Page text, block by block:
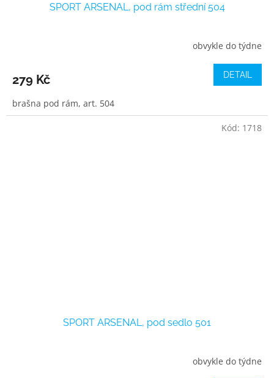
SPORT ARSENAL, pod rám střední 504
obvykle do týdne
279 Kč DETAIL
brašna pod rám, art. 504
SPORT ARSENAL, pod sedlo 501
obvykle do týdne
Kód: 1718